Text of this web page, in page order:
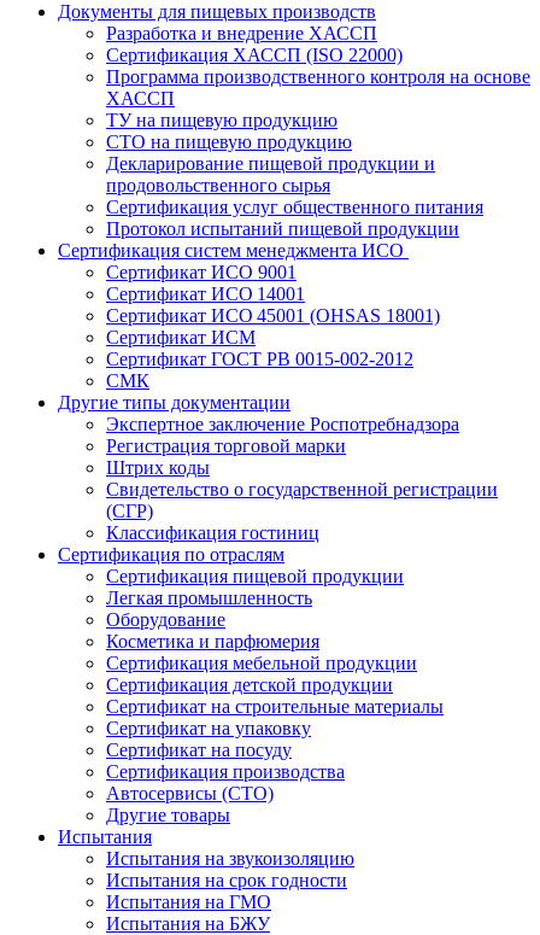
Документы для пищевых производств
Разработка и внедрение ХАССП
Сертификация ХАССП (ISO 22000)
Программа производственного контроля на основе
ХАССП
ТУ на пищевую продукцию
СТО на пищевую продукцию
Декларирование пищевой продукции и
продовольственного сырья
Сертификация услуг общественного питания
Протокол испытаний пищевой продукции
Сертификация систем менеджмента ИСО
Сертификат ИСО 9001
Сертификат ИСО 14001
Сертификат ИСО 45001 (OHSAS 18001)
Сертификат ИСМ
Сертификат ГОСТ РВ 0015-002-2012
СМК
Другие типы документации
Экспертное заключение Роспотребнадзора
Регистрация торговой марки
Штрих коды
Свидетельство о государственной регистрации
(СГР)
Классификация гостиниц
Сертификация по отраслям
Сертификация пищевой продукции
Легкая промышленность
Оборудование
Косметика и парфюмерия
Сертификация мебельной продукции
Сертификация детской продукции
Сертификат на строительные материалы
Сертификат на упаковку
Сертификат на посуду
Сертификация производства
Автосервисы (СТО)
Другие товары
Испытания
Испытания на звукоизоляцию
Испытания на срок годности
Испытания на ГМО
Испытания на БЖУ